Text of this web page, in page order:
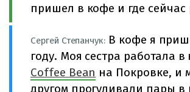
пришел в кофе и где сейчас
Сергей Степанчук: В кофе я
году. Моя сестра работала
Coffee Bean на Покровке, и
другом прогуливали пары в